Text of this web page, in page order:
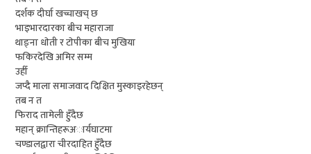
दर्शक दीर्घा खच्चाखच् छ
भाइभारदारका बीच महाराजा
थाङ्ना धाेती र टाेपीका बीच मुखिया
फकिरदेखि अमिर सम्म
उहीँ
जप्दै माला समाजवाद दिक्षित मुस्काइरहेछन्
तब न त
फिराद तामेली हुँदैछ
महान् क्रान्तिहरूअार्यघाटमा
चण्डालद्वारा चीरदाहित हुँदैछ